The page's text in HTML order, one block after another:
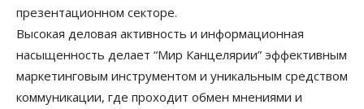
презентационном секторе.
Высокая деловая активность и информационная
насыщенность делает “Мир Канцелярии” эффективным
маркетинговым инструментом и уникальным средством
коммуникации, где проходит обмен мнениями и